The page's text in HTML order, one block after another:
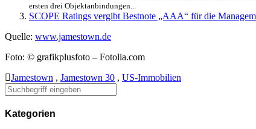
ersten drei Objektanbindungen...
SCOPE Ratings vergibt Bestnote „AAA“ für die
Quelle: www.jamestown.de
Foto: © grafikplusfoto – Fotolia.com
Jamestown , Jamestown 30 , US-Immobilien
Kategorien